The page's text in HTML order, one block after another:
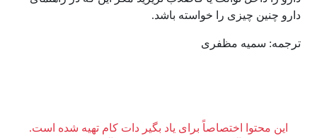
دارو چنین چیزی را خواسته باشد.
ترجمه: سمیه مظفری
این محتوا اختصاصاً برای یاد بگیر دات کام تهیه شده است.